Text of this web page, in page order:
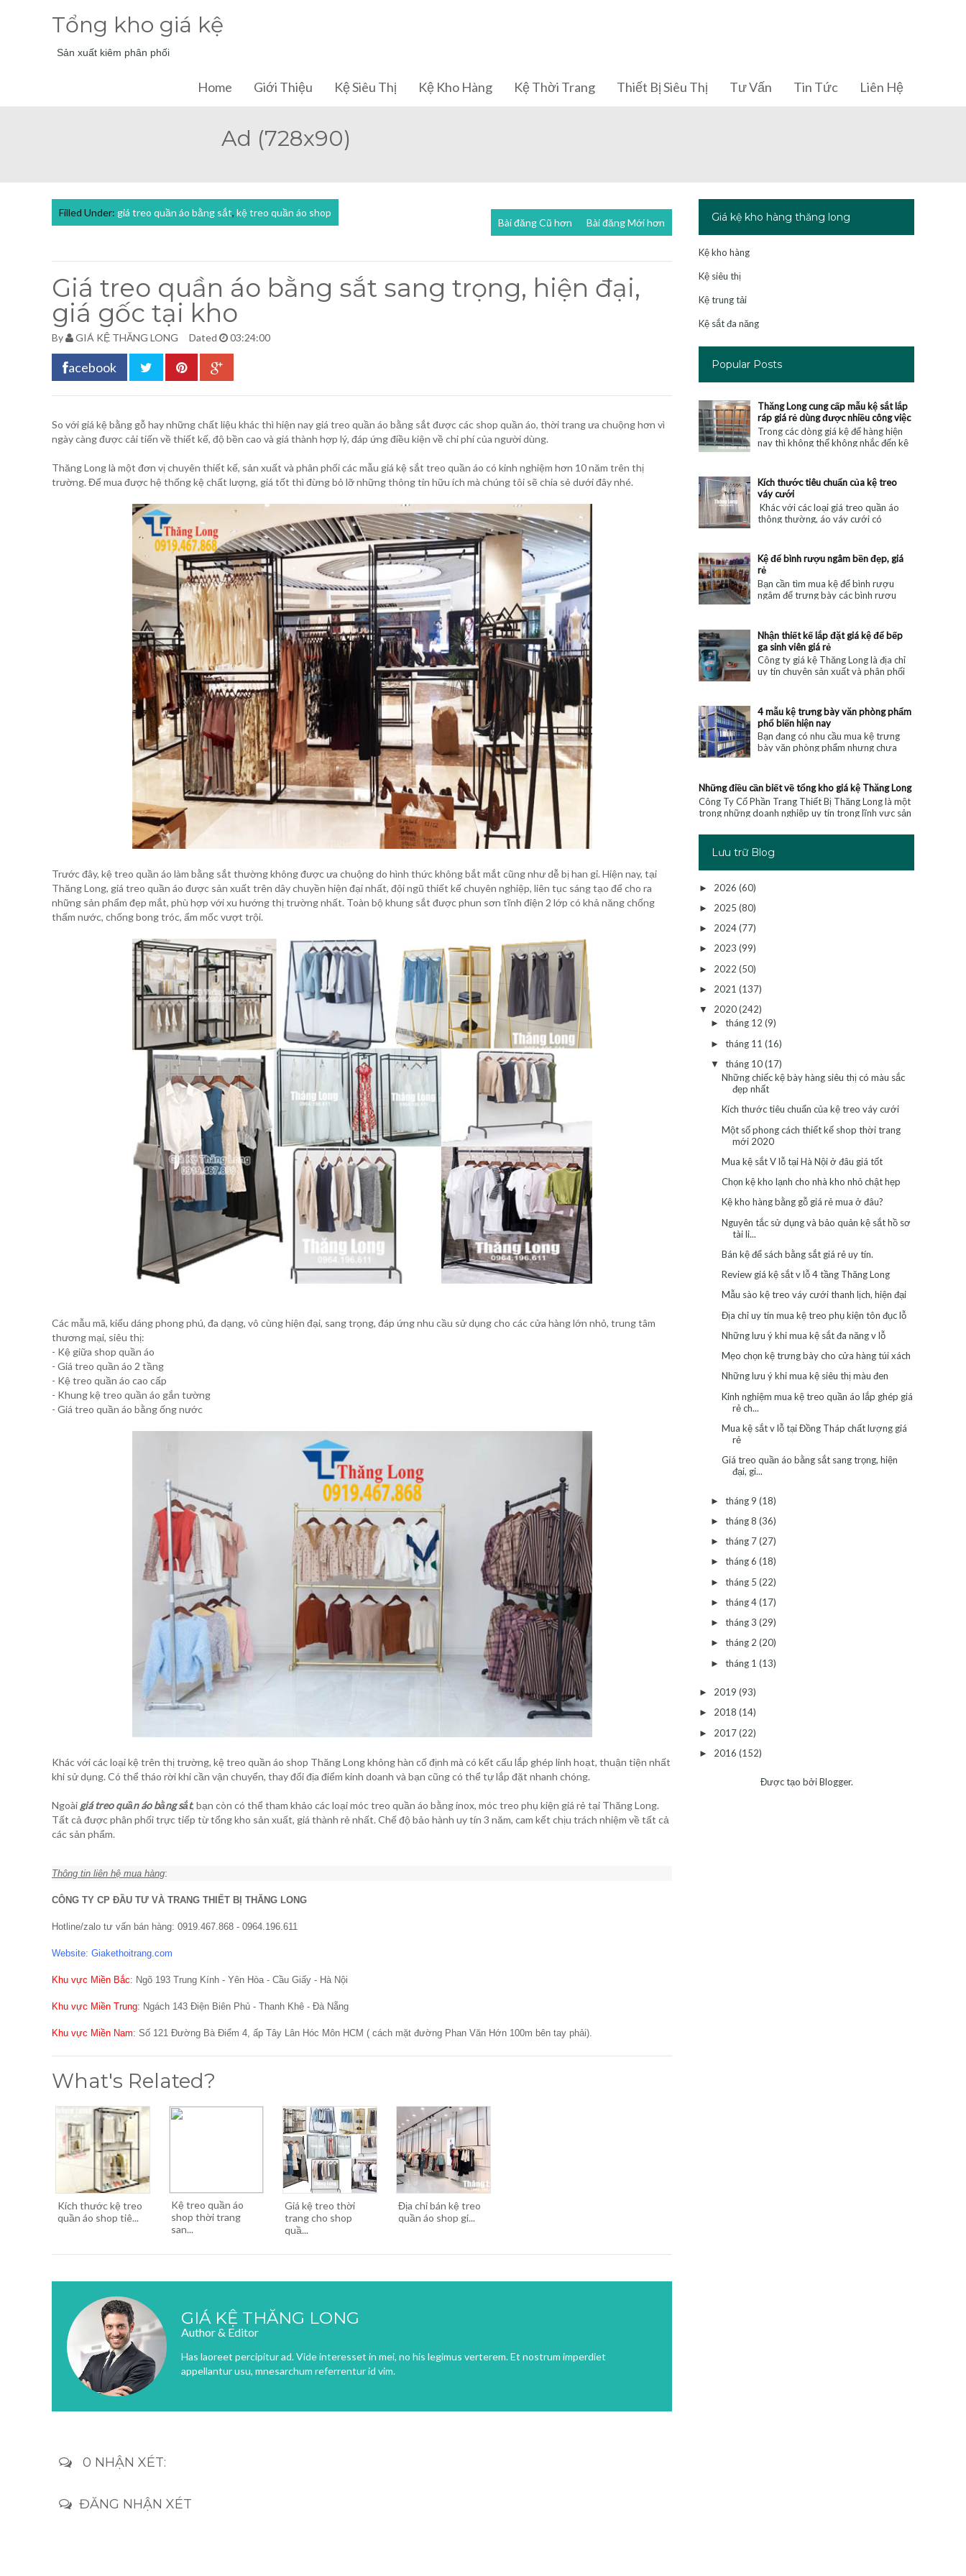
Tổng kho giá kệ
Sản xuất kiêm phân phối
Home Giới Thiệu Kệ Siêu Thị Kệ Kho Hàng Kệ Thời Trang Thiết Bị Siêu Thị Tư Vấn Tin Tức Liên Hệ
Ad (728x90)
Filled Under: giá treo quần áo bằng sắt, kệ treo quần áo shop
Bài đăng Mới hơn
Bài đăng Cũ hơn
Giá treo quần áo bằng sắt sang trọng, hiện đại,
giá gốc tại kho
By GIÁ KỆ THĂNG LONG Dated 03:24:00
acebook
So với giá kệ bằng gỗ hay những chất liệu khác thì hiện nay giá treo quần áo bằng sắt được các shop quần áo, thời trang ưa chuộng hơn vì
ngày càng được cải tiến về thiết kế, độ bền cao và giá thành hợp lý, đáp ứng điều kiện về chi phí của người dùng.
Thăng Long là một đơn vị chuyên thiết kế, sản xuất và phân phối các mẫu giá kệ sắt treo quần áo có kinh nghiệm hơn 10 năm trên thị
trường. Để mua được hệ thống kệ chất lượng, giá tốt thì đừng bỏ lỡ những thông tin hữu ích mà chúng tôi sẽ chia sẻ dưới đây nhé.
Trước đây, kệ treo quần áo làm bằng sắt thường không được ưa chuộng do hình thức không bắt mắt cũng như dễ bị han gỉ. Hiện nay, tại
Thăng Long, giá treo quần áo được sản xuất trên dây chuyền hiện đại nhất, đội ngũ thiết kế chuyên nghiệp, liên tục sáng tạo để cho ra
những sản phẩm đẹp mắt, phù hợp với xu hướng thị trường nhất. Toàn bộ khung sắt được phun sơn tĩnh điện 2 lớp có khả năng chống
thấm nước, chống bong tróc, ẩm mốc vượt trội.
Các mẫu mã, kiểu dáng phong phú, đa dạng, vô cùng hiện đại, sang trọng, đáp ứng nhu cầu sử dụng cho các cửa hàng lớn nhỏ, trung tâm
thương mại, siêu thị:
- Kệ giữa shop quần áo
- Giá treo quần áo 2 tầng
- Kệ treo quần áo cao cấp
- Khung kệ treo quần áo gắn tường
- Giá treo quần áo bằng ống nước
Khác với các loại kệ trên thị trường, kệ treo quần áo shop Thăng Long không hàn cố định mà có kết cấu lắp ghép linh hoạt, thuận tiện nhất
khi sử dụng. Có thể tháo rời khi cần vận chuyển, thay đổi địa điểm kinh doanh và bạn cũng có thể tự lắp đặt nhanh chóng.
Ngoài giá treo quần áo bằng sắt, bạn còn có thể tham khảo các loạimóc treo quần áo bằng inox, móc treo phụ kiện giá rẻ tại Thăng Long.
Tất cả được phân phối trực tiếp từ tổng kho sản xuất, giá thành rẻ nhất. Chế độ bảo hành uy tín 3 năm, cam kết chịu trách nhiệm về tất cả
các sản phẩm.
Thông tin liên hệ mua hàng:
CÔNG TY CP ĐẦU TƯ VÀ TRANG THIẾT BỊ THĂNG LONG
Hotline/zalo tư vấn bán hàng: 0919.467.868 - 0964.196.611
Website: Giakethoitrang.com
Khu vực Miền Bắc: Ngõ 193 Trung Kính - Yên Hòa - Cầu Giấy - Hà Nội
Khu vực Miền Trung: Ngách 143 Điện Biên Phủ - Thanh Khê - Đà Nẵng
Khu vực Miền Nam: Số 121 Đường Bà Điểm 4, ấp Tây Lân Hóc Môn HCM ( cách mặt đường Phan Văn Hớn 100m bên tay phải).
What's Related?
Kích thước kệ treo
quần áo shop tiê...
Kệ treo quần áo
shop thời trang
san...
Giá kệ treo thời
trang cho shop
quầ...
Địa chỉ bán kệ treo
quần áo shop gi...
GIÁ KỆ THĂNG LONG
Author & Editor
Has laoreet percipitur ad. Vide interesset in mei, no his legimus verterem. Et nostrum imperdiet
appellantur usu, mnesarchum referrentur id vim.
0 NHẬN XÉT:
ĐĂNG NHẬN XÉT
Giá kệ kho hàng thăng long
Kệ kho hàng
Kệ siêu thị
Kệ trung tải
Kệ sắt đa năng
Popular Posts
Thăng Long cung cấp mẫu kệ sắt lắp
ráp giá rẻ dùng được nhiều công việc
Trong các dòng giá kệ để hàng hiện
nay thì không thể không nhắc đến kệ
Kích thước tiêu chuẩn của kệ treo
váy cưới
Khác với các loại giá treo quần áo
thông thường, áo váy cưới có
t...
Kệ để bình rượu ngâm bền đẹp, giá
rẻ
Bạn cần tìm mua kệ để bình rượu
ngâm để trưng bày các bình rượu
mua loạ...
Nhận thiết kế lắp đặt giá kệ để bếp
ga sinh viên giá rẻ
Công ty giá kệ Thăng Long là địa chỉ
uy tín chuyên sản xuất và phân phối
4 mẫu kệ trưng bày văn phòng phẩm
phổ biến hiện nay
Bạn đang có nhu cầu mua kệ trưng
bày văn phòng phẩm nhưng chưa
kệ đang đ...
Những điều cần biết về tổng kho giá kệ Thăng Long
Công Ty Cổ Phần Trang Thiết Bị Thăng Long là một
trong những doanh nghiệp uy tín trong lĩnh vực sản
Lưu trữ Blog
► 2026 (60)
► 2025 (80)
► 2024(77)
► 2023 (99)
► 2022 (50)
► 2021 (137)
▼ 2020(242)
► tháng 12 (9)
► tháng 11 (16)
▼ tháng 10(17)
Những chiếc kệ bày hàng siêu thị có màu sắc
đẹp nhất
Kích thước tiêu chuẩn của kệ treo váy cưới
Một số phong cách thiết kế shop thời trang
mới 2020
Mua kệ sắt V lỗ tại Hà Nội ở đâu giá tốt
Chọn kệ kho lạnh cho nhà kho nhỏ chật hẹp
Kệ kho hàng bằng gỗ giá rẻ mua ở đâu?
Nguyên tắc sử dụng và bảo quản kệ sắt hồ sơ
tài li...
Bán kệ để sách bằng sắt giá rẻ uy tín.
Review giá kệ sắt v lỗ 4 tầng Thăng Long
Mẫu sào kệ treo váy cưới thanh lịch, hiện đại
Địa chỉ uy tín mua kệ treo phụ kiện tôn đục lỗ
Những lưu ý khi mua kệ sắt đa năng v lỗ
Mẹo chọn kệ trưng bày cho cửa hàng túi xách
Những lưu ý khi mua kệ siêu thị màu đen
Kinh nghiệm mua kệ treo quần áo lắp ghép giá
rẻ ch...
Mua kệ sắt v lỗ tại Đồng Tháp chất lượng giá
rẻ
Giá treo quần áo bằng sắt sang trọng, hiện
đại, gi...
► tháng 9 (18)
► tháng 8 (36)
► tháng 7(27)
► tháng 6 (18)
► tháng 5 (22)
► tháng 4(17)
► tháng 3 (29)
► tháng 2 (20)
► tháng 1 (13)
► 2019 (93)
► 2018 (14)
► 2017(22)
► 2016 (152)
Được tạo bởiBlogger.